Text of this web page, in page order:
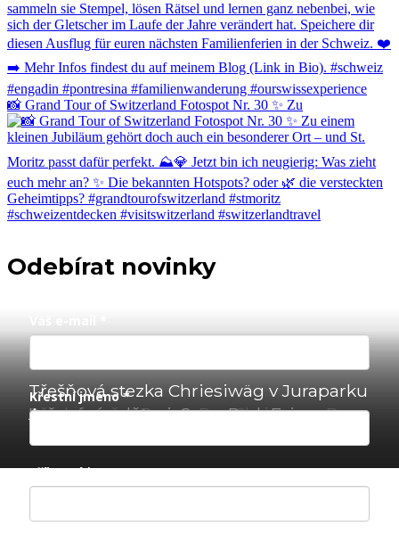
Předvánoční Bern – Pre-Christmas Bern
Lyžování s dětmi: SnowPark Eriz
Třešňová stezka Chriesiwäg v Juraparku
Aargau
📸 Grand Tour of Switzerland Fotospot Nr. 30 ✨ Zu
Odebírat novinky
Křestní jméno *
Příjmení *